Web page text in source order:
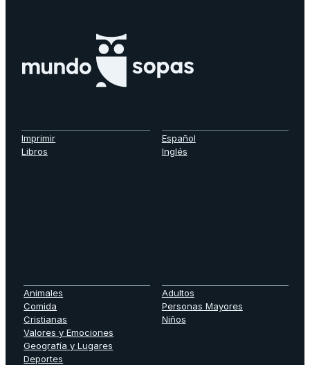
Imprimir
Libros
Español
Inglés
Animales
Comida
Cristianas
Valores y Emociones
Geografía y Lugares
Deportes
Adultos
Personas Mayores
Niños